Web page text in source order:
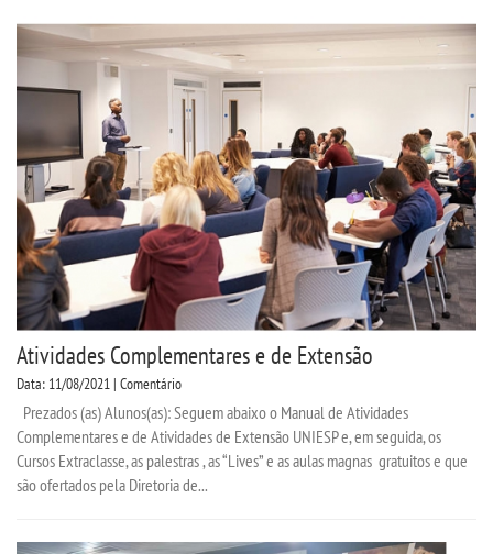
Atividades Complementares e de Extensão
Data: 11/08/2021 | Comentário
Prezados (as) Alunos(as): Seguem abaixo o Manual de Atividades
Complementares e de Atividades de Extensão UNIESP e, em seguida, os
Cursos Extraclasse, as palestras , as “Lives” e as aulas magnas gratuitos e que
são ofertados pela Diretoria de...